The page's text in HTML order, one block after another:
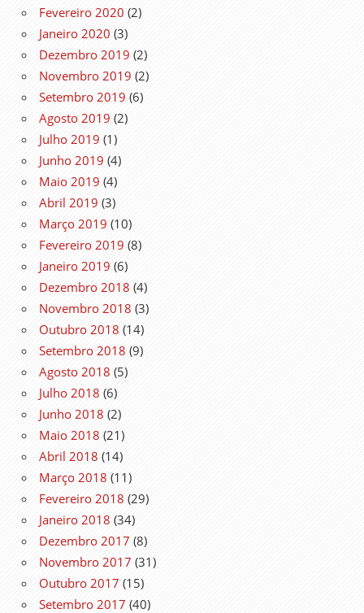
Fevereiro 2020 (2)
Janeiro 2020 (3)
Dezembro 2019 (2)
Novembro 2019 (2)
Setembro 2019 (6)
Agosto 2019 (2)
Julho 2019 (1)
Junho 2019 (4)
Maio 2019 (4)
Abril 2019 (3)
Março 2019 (10)
Fevereiro 2019 (8)
Janeiro 2019 (6)
Dezembro 2018 (4)
Novembro 2018 (3)
Outubro 2018 (14)
Setembro 2018 (9)
Agosto 2018 (5)
Julho 2018 (6)
Junho 2018 (2)
Maio 2018 (21)
Abril 2018 (14)
Março 2018 (11)
Fevereiro 2018 (29)
Janeiro 2018 (34)
Dezembro 2017 (8)
Novembro 2017 (31)
Outubro 2017 (15)
Setembro 2017 (40)